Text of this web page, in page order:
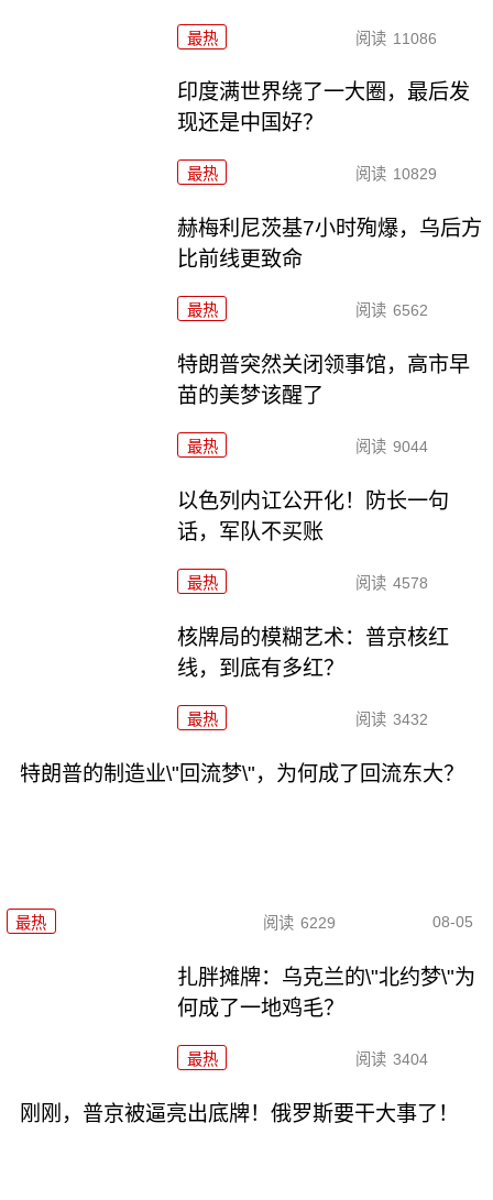
最热 阅读 11086
印度满世界绕了一大圈，最后发
现还是中国好？
最热 阅读 10829
赫梅利尼茨基7小时殉爆，乌后方
比前线更致命
最热 阅读 6562
特朗普突然关闭领事馆，高市早
苗的美梦该醒了
最热 阅读 9044
以色列内讧公开化！防长一句
话，军队不买账
最热 阅读 4578
核牌局的模糊艺术：普京核红
线，到底有多红？
最热 阅读 3432
特朗普的制造业\"回流梦\"，为何成了回流东大？
最热 阅读 6229 08-05
扎胖摊牌：乌克兰的\"北约梦\"为
何成了一地鸡毛？
最热 阅读 3404
刚刚，普京被逼亮出底牌！俄罗斯要干大事了！